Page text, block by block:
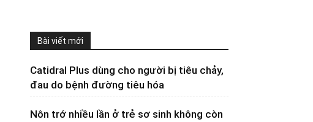
Bài viết mới
Catidral Plus dùng cho người bị tiêu chảy,
đau do bệnh đường tiêu hóa
Nôn trớ nhiều lần ở trẻ sơ sinh không còn